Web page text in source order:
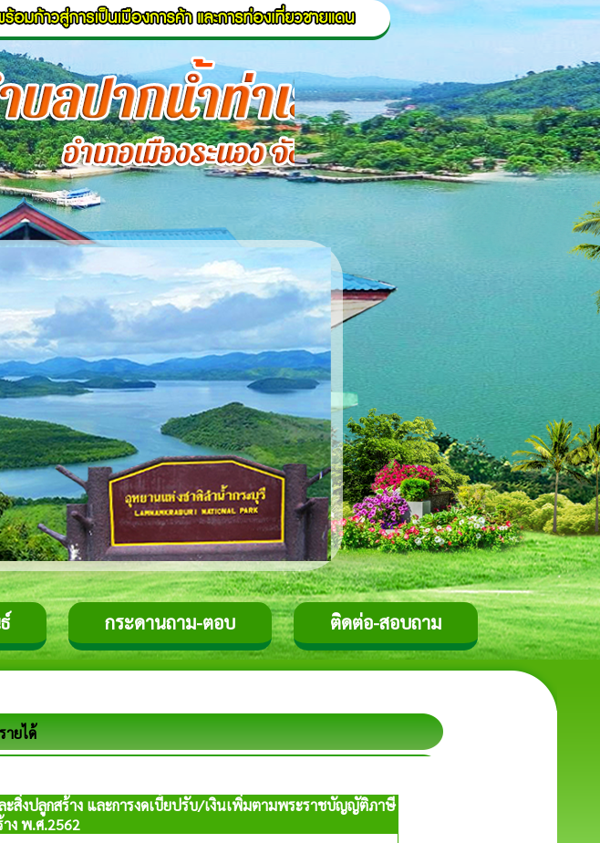
กระดานถาม-ตอบ ติดต่อ-สอบถาม
ายได้
สิ่งปลูกสร้าง และการงดเบี้ยปรับ/เงินเพิ่มตามพระราชบัญญัติภาษี
ง พ.ศ.2562